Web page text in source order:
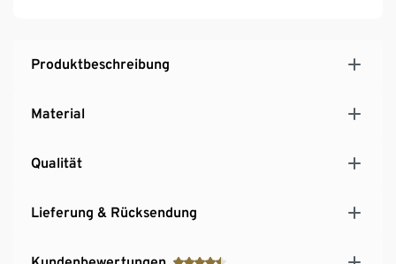
Produktbeschreibung
Material
Qualität
Lieferung & Rücksendung